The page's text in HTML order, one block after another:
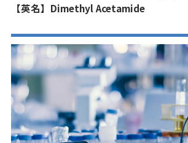
【英名】Dimethyl Acetamide